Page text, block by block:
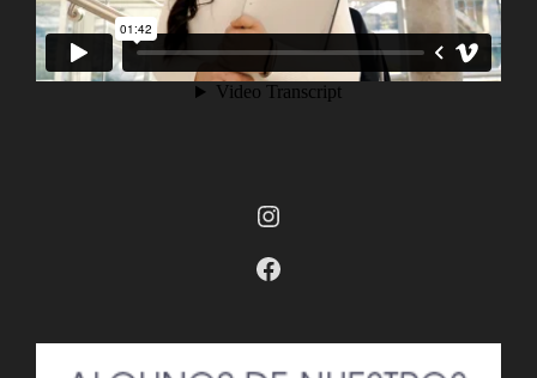
Instagram
Facebook